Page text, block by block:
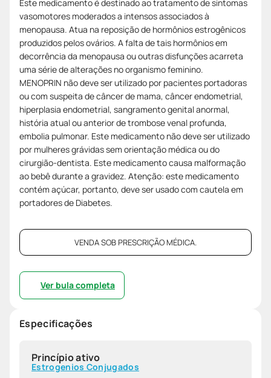
Este medicamento é destinado ao tratamento de sintomas
vasomotores moderados a intensos associados à
menopausa. Atua na reposição de hormônios estrogênicos
produzidos pelos ovários. A falta de tais hormônios em
decorrência da menopausa ou outras disfunções acarreta
uma série de alterações no organismo feminino.
MENOPRIN não deve ser utilizado por pacientes portadoras
ou com suspeita de câncer de mama, câncer endometrial,
hiperplasia endometrial, sangramento genital anormal,
história atual ou anterior de trombose venal profunda,
embolia pulmonar. Este medicamento não deve ser utilizado
por mulheres grávidas sem orientação médica ou do
cirurgião-dentista. Este medicamento causa malformação
ao bebê durante a gravidez. Atenção: este medicamento
contém açúcar, portanto, deve ser usado com cautela em
portadores de Diabetes.
VENDA SOB PRESCRIÇÃO MÉDICA.
Ver bula completa
Especificações
Princípio ativo
Estrogenios Conjugados